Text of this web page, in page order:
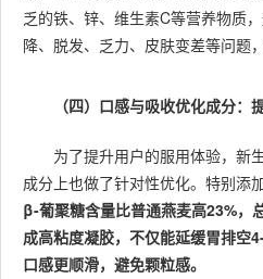
乏的铁、锌、维生素C等营养物质
降、脱发、乏力、皮肤变差等问题
（四）口感与吸收优化成分：
为了提升用户的服用体验，新
成分上也做了针对性优化。特别添
β-葡聚糖含量比普通燕麦高23%，
成高粘度凝胶，不仅能延缓胃排空
口感更顺滑，避免颗粒感。